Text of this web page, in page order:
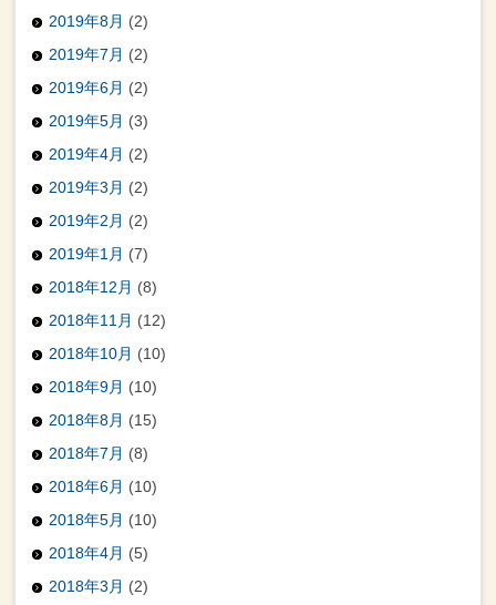
2019年8月 (2)
2019年7月 (2)
2019年6月 (2)
2019年5月 (3)
2019年4月 (2)
2019年3月 (2)
2019年2月 (2)
2019年1月 (7)
2018年12月 (8)
2018年11月 (12)
2018年10月 (10)
2018年9月 (10)
2018年8月 (15)
2018年7月 (8)
2018年6月 (10)
2018年5月 (10)
2018年4月 (5)
2018年3月 (2)